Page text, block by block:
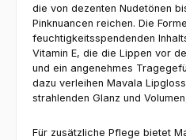
die von dezenten Nudetönen
Pinknuancen reichen. Die
feuchtigkeitsspendenden
Vitamin E, die die Lippen vor
und ein angenehmes
dazu verleihen Mavala
strahlenden Glanz und
Für zusätzliche Pflege bietet